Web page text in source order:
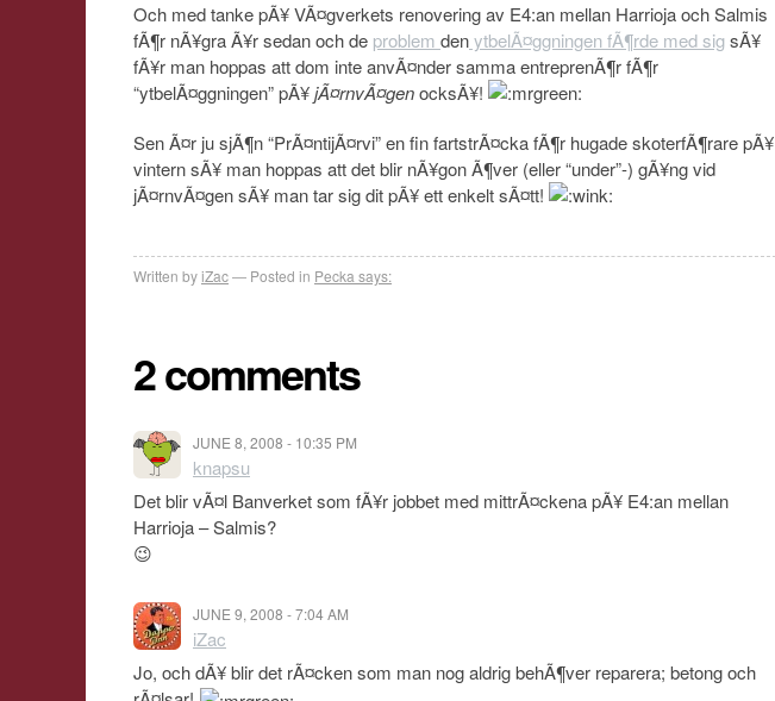
Och med tanke pÃ¥ VÃ¤gverkets renovering av E4:an mellan Harrioja och Salmis
fÃ¶r nÃ¥gra Ã¥r sedan och de problem denytbelÃ¤ggningen fÃ¶rde med sigsÃ¥
fÃ¥r man hoppas att dom inte anvÃ¤nder samma entreprenÃ¶r fÃ¶r
“ytbelÃ¤ggningen” pÃ¥jÃ¤rnvÃ¤genocksÃ¥!
Sen Ã¤r ju sjÃ¶n “PrÃ¤ntijÃ¤rvi” en fin fartstrÃ¤cka fÃ¶r hugade skoterfÃ¶rare pÃ¥
vintern sÃ¥ man hoppas att det blir nÃ¥gon Ã¶ver (eller “under”-) gÃ¥ng vid
jÃ¤rnvÃ¤gen sÃ¥ man tar sig dit pÃ¥ ett enkelt sÃ¤tt!
Written byiZac Posted in Pecka says:
2 comments
JUNE 8, 2008 - 10:35 PM
knapsu
Det blir vÃ¤l Banverket som fÃ¥r jobbet med mittrÃ¤ckena pÃ¥ E4:an mellan
Harrioja – Salmis?
😉
JUNE 9, 2008 - 7:04 AM
iZac
Jo, och dÃ¥ blir det rÃ¤cken som man nog aldrig behÃ¶ver reparera; betong och